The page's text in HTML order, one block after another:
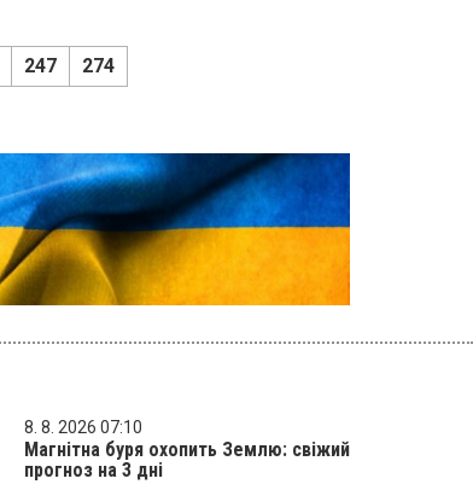
247 274
8. 8. 2026 07:10
Магнітна буря охопить Землю: свіжий
прогноз на 3 дні